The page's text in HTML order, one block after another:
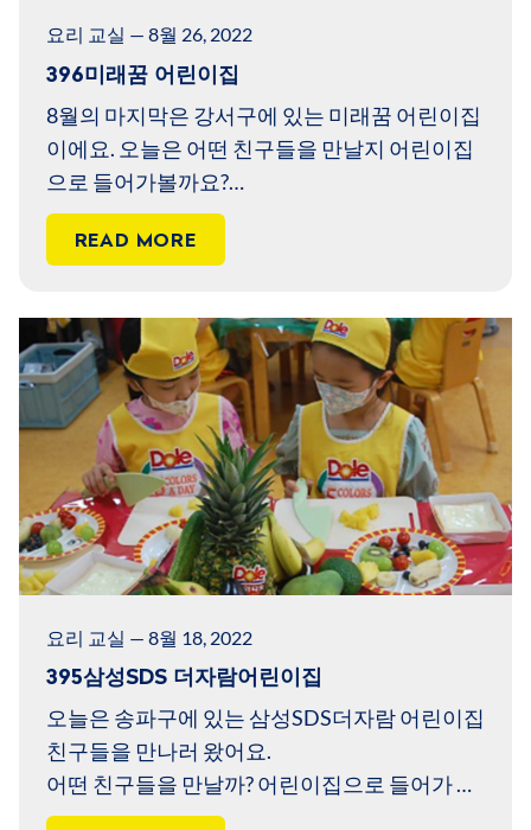
요리 교실 — 8월 26, 2022
396미래꿈 어린이집
8월의 마지막은 강서구에 있는 미래꿈 어린이집
이에요. 오늘은 어떤 친구들을 만날지 어린이집
으로 들어가볼까요?
나무반에는 어떤 친구들이 있을지 빨리 만나고
싶지만 교실 부터 꾸며봐요.
READ MORE
요리 교실 — 8월 18, 2022
395삼성SDS 더자람어린이집
오늘은 송파구에 있는 삼성SDS더자람 어린이집
친구들을 만나러 왔어요.
어떤 친구들을 만날까? 어린이집으로 들어가 볼
까요?